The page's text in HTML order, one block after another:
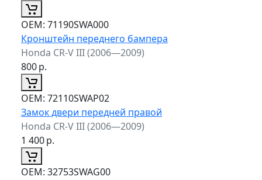
ОЕМ: 71190SWA000
Кронштейн переднего бампера
Honda CR-V III (2006—2009)
800р.
ОЕМ: 72110SWAP02
Замок двери передней правой
Honda CR-V III (2006—2009)
1 400р.
ОЕМ: 32753SWAG00